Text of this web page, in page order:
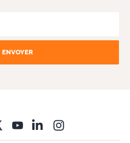
ENVOYER